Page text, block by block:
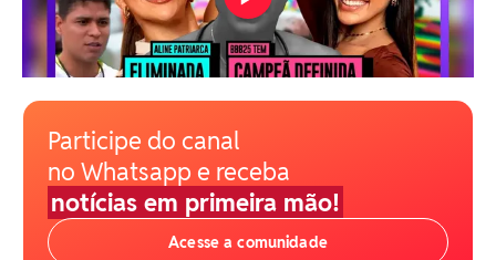
Participe do canal
no Whatsapp e receba
notícias em primeira mão!
Acesse a comunidade